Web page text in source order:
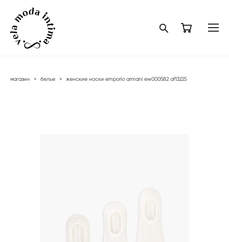
магазин > белье > женские носки emporio armani ew000582 af13225